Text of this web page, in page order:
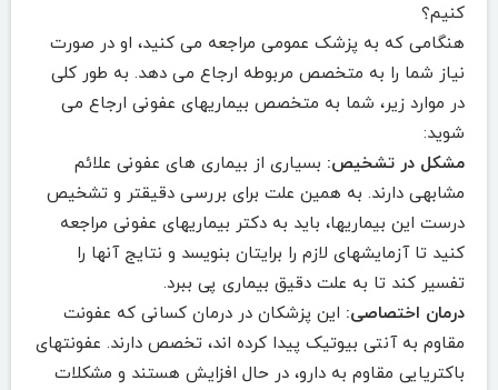
کنیم؟
هنگامی که به پزشک عمومی مراجعه می کنید، او در صورت
نیاز شما را به متخصص مربوطه ارجاع می دهد. به طور کلی
در موارد زیر، شما به متخصص بیماریهای عفونی ارجاع می
شوید:
مشکل در تشخیص: بسیاری از بیماری های عفونی علائم
مشابهی دارند. به همین علت برای بررسی دقیقتر و تشخیص
درست این بیماریها، باید به دکتر بیماریهای عفونی مراجعه
کنید تا آزمایشهای لازم را برایتان بنویسد و نتایج آنها را
تفسیر کند تا به علت دقیق بیماری پی ببرد.
درمان اختصاصی: این پزشکان در درمان کسانی که عفونت
مقاوم به آنتی بیوتیک پیدا کرده اند، تخصص دارند. عفونتهای
باکتریایی مقاوم به دارو، در حال افزایش هستند و مشکلات